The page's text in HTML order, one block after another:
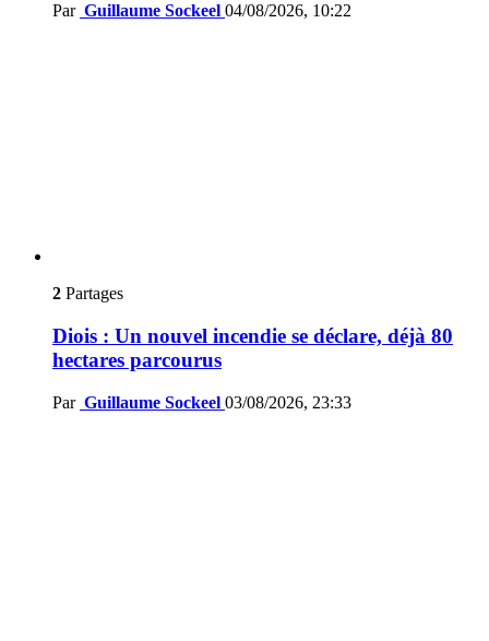
Par Guillaume Sockeel 04/08/2026, 10:22
2 Partages
Diois : Un nouvel incendie se déclare, déjà 80
hectares parcourus
Par Guillaume Sockeel 03/08/2026, 23:33